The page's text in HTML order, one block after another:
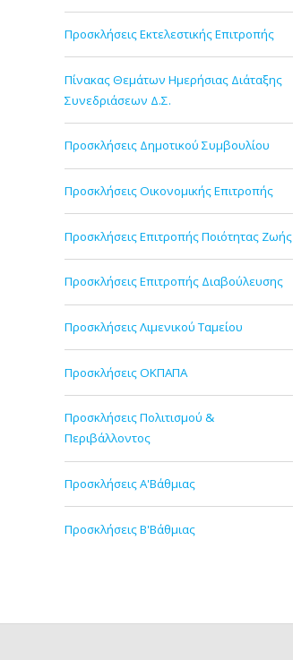
Προσκλήσεις Εκτελεστικής Επιτροπής
Πίνακας Θεμάτων Ημερήσιας Διάταξης
Συνεδριάσεων Δ.Σ.
Προσκλήσεις Δημοτικού Συμβουλίου
Προσκλήσεις Οικονομικής Επιτροπής
Προσκλήσεις Επιτροπής Ποιότητας Ζωής
Προσκλήσεις Επιτροπής Διαβούλευσης
Προσκλήσεις Λιμενικού Ταμείου
Προσκλήσεις ΟΚΠΑΠΑ
Προσκλήσεις Πολιτισμού &
Περιβάλλοντος
Προσκλήσεις Α'Βάθμιας
Προσκλήσεις Β'Βάθμιας